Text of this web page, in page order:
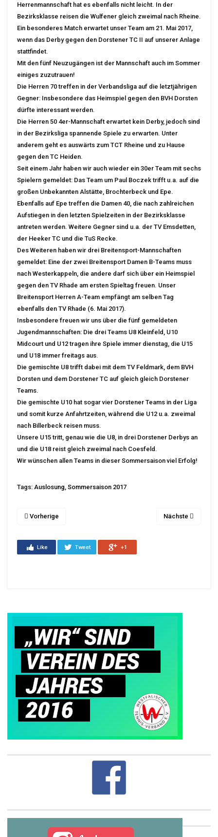
Herrenmannschaft hat es ebenfalls nicht leicht. In der
Bezirksklasse reisen die Wulfener gleich zweimal nach Rheine.
Ein besonderes Match erwartet unser Team am 21. Mai 2017,
wenn das Derby gegen den Dorstener TC II auf unserer Anlage
stattfindet.
Mit den fünf Neuzugängen ist der Mannschaft auch im Sommer
einiges zuzutrauen!
Die Herren 70 treffen in der Verbandsliga auf die letztjährigen
Gegner: Insbesondere das Heimspiel gegen den BVH Dorsten
dürfte interessant werden.
Die Herren 50 4er-Mannschaft erwartet kein Derby, jedoch sind
in der Bezirksliga spannende Spiele zu erwarten. Unter
anderem geht es auswärts zum TCT Rheine und zu Hause
gegen den TC Heiden.
Seit einem Jahr haben wir auch wieder ein 30er Team mit sechs
Spielern gemeldet: Das Team um Paul Boczek trifft u.a. auf die
großen Unbekannten Alstätte, Brochterbeck und Epe.
Ebenfalls auf Epe treffen die Damen 40, die nach zahlreichen
Aufstiegen in den letzten Spielzeiten in der Bezirksklasse
antreten werden. Weitere Gegner sind u.a. der TV Emsdetten,
der Heeker TC und die TuS Recke.
Des Weiteren haben wir drei Breitensport-Mannschaften
gemeldet: Eine der zwei Breitensport Damen B-Teams muss
nach Westerkappeln, die andere darf sich über ein Heimspiel
gegen den TV Rhade am ersten Spieltag freuen. Unser
Breitensport Herren A-Team empfängt am selben Tag
ebenfalls den TV Rhade (6. Mai 2017).
Insbesondere freuen wir uns über die fünf gemeldeten
Jugendmannschaften: Die drei Teams U8 Kleinfeld, U10
Midcourt und U12 tragen ihre Spiele immer dienstag, die U15
und U18 immer freitags aus.
Die gemischte U8 trifft dabei mit dem TV Feldmark, dem BVH
Dorsten und dem Dorstener TC auf gleich gleich Dorstener
Teams.
Die gemischte U10 hat sogar vier Dorstener Teams in der Liga
und somit kurze Anfahrtzeiten, während die U12 u.a. zweimal
nach Billerbeck reisen muss.
Unsere U15 tritt, genau wie die U8, in drei Dorstener Derbys an
und die U18 reist gleich zweimal nach Coesfeld.
Wir wünschen allen Teams in dieser Sommersaison viel Erfolg!
Tags: Auslosung Sommersaison 2017
Vorherige Nächste
Like Tweet +1